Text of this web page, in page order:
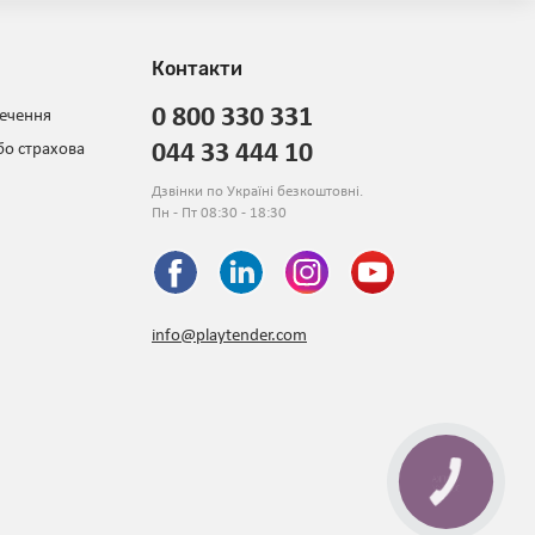
страхова
Контакти
0 800 330 331
044 33 444 10
Дзвінки по Україні безкоштовні.
Пн - Пт 08:30 - 18:30
info@playtender.com
КНОПКА
ЗВ'ЯЗКУ